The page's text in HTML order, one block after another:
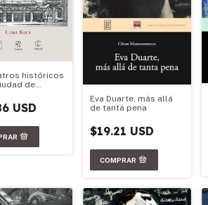
históricos
de
USD
Eva Duarte, más allá
de tanta pena
$19.21 USD